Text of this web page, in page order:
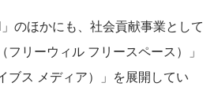
のほかにも、社会貢献事業として
フリーウィル フリースペース）」
ブス メディア）」を展開してい